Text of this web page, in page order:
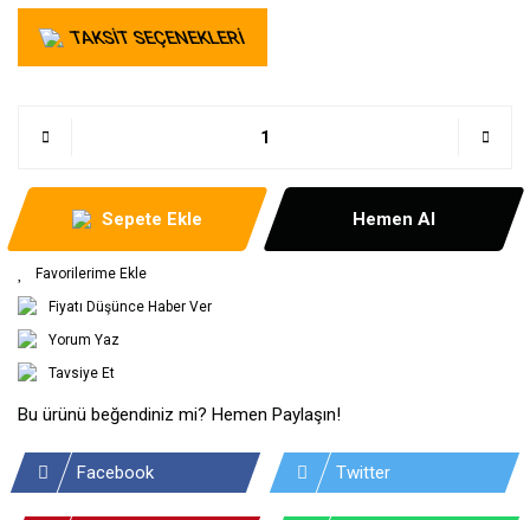
TAKSİT SEÇENEKLERİ
Sepete Ekle Hemen Al
Fiyatı Düşünce Haber Ver
Yorum Yaz
Tavsiye Et
Bu ürünü beğendiniz mi? Hemen Paylaşın!
Facebook Twitter